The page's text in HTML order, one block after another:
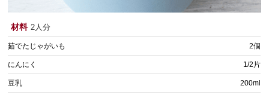
材料 2人分
茹でたじゃがいも 2個
にんにく 1/2片
豆乳 200ml